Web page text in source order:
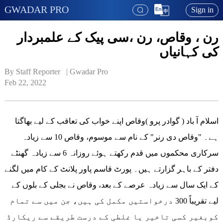
GWADAR PRO Sign in
رن ، وقاص، رن ،سی پیک کے علمبردار
کی کہانیاں
By Staff Reporter   | Gwadar Pro
Feb 22, 2022
ہے۔ "وقاص دی رنر" کے نام سے موسوم، وقاص 10 سے زیادہ
سرکاری محکموں میں قدم رکھتے ہوئے روزانہ 6 سے زیادہ گھنٹے
دفتر کے باہر گزارتے ہیں۔ پورٹ قاسم پاور پلانٹ کے کام میں لگنے
کے ایک سال سے زیادہ عرصے کے بعد، وقاص نے بجلی کے بلوں کے
لیے تقریباً 300 درخواستیں مکمل کی ہیں، جن میں سے تمام
کوبغیر کسی تاخیر یا غلطی کے درست طریقے سے ریکارڈ